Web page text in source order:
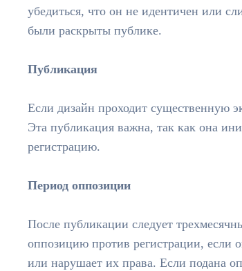
убедиться, что он не идентичен или
были раскрыты публике.
Публикация
Если дизайн проходит существенную
Эта публикация важна, так как она
регистрацию.
Период оппозиции
После публикации следует
оппозицию против регистрации, если
или нарушает их права. Если подана